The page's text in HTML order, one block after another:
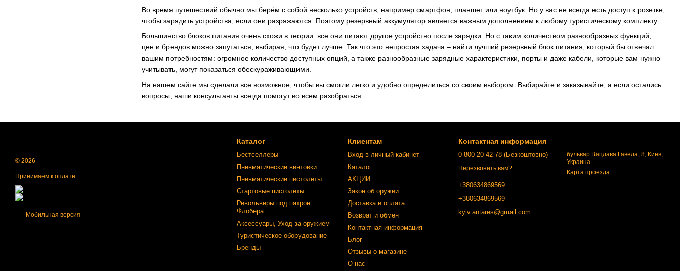
Во время путешествий обычно мы берём с собой несколько устройств, например смартфон, планшет или ноутбук. Но у вас не всегда есть доступ к розетке,
чтобы зарядить устройства, если они разряжаются. Поэтому резервный аккумулятор является важным дополнением к любому туристическому комплекту.
Большинство блоков питания очень схожи в теории: все они питают другое устройство после зарядки. Но с таким количеством разнообразных функций,
цен и брендов можно запутаться, выбирая, что будет лучше. Так что это непростая задача – найти лучший резервный блок питания, который бы отвечал
вашим потребностям: огромное количество доступных опций, а также разнообразные зарядные характеристики, порты и даже кабели, которые вам нужно
учитывать, могут показаться обескураживающими.
На нашем сайте мы сделали все возможное, чтобы вы смогли легко и удобно определиться со своим выбором. Выбирайте и заказывайте, а если остались
вопросы, наши консультанты всегда помогут во всем разобраться.
© 2026
Принимаем к оплате
Мобильная версия
Каталог
Бестселлеры
Пневматические винтовки
Пневматические пистолеты
Стартовые пистолеты
Револьверы под патрон
Флобера
Аксессуары, Уход за оружием
Туристическое оборудование
Бренды
Клиентам
Вход в личный кабинет
Каталог
АКЦИИ
Закон об оружии
Доставка и оплата
Возврат и обмен
Контактная информация
Блог
Отзывы о магазине
О нас
Контактная информация
0-800-20-42-78 (Безкоштовно)
Перезвонить вам?
+380634869569
+380634869569
kyiv.antares@gmail.com
бульвар Вацлава Гавела, 8, Киев,
Украина
Карта проезда